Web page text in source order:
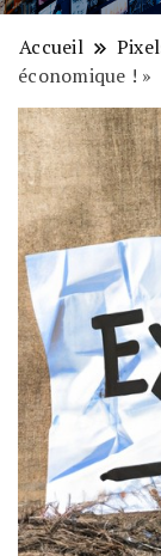
Accueil
économique ! »